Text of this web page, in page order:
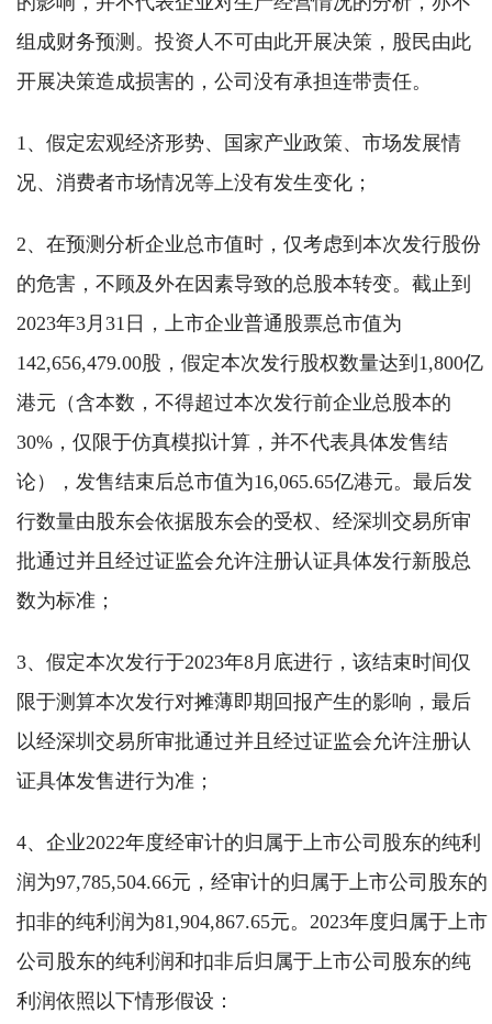
组成财务预测。投资人不可由此开展决策，股民由此
开展决策造成损害的，公司没有承担连带责任。
1、假定宏观经济形势、国家产业政策、市场发展情
况、消费者市场情况等上没有发生变化；
2、在预测分析企业总市值时，仅考虑到本次发行股份
的危害，不顾及外在因素导致的总股本转变。截止到
2023年3月31日，上市企业普通股票总市值为
142,656,479.00股，假定本次发行股权数量达到1,800亿
港元（含本数，不得超过本次发行前企业总股本的
30%，仅限于仿真模拟计算，并不代表具体发售结
论），发售结束后总市值为16,065.65亿港元。最后发
行数量由股东会依据股东会的受权、经深圳交易所审
批通过并且经过证监会允许注册认证具体发行新股总
数为标准；
3、假定本次发行于2023年8月底进行，该结束时间仅
限于测算本次发行对摊薄即期回报产生的影响，最后
以经深圳交易所审批通过并且经过证监会允许注册认
证具体发售进行为准；
4、企业2022年度经审计的归属于上市公司股东的纯利
润为97,785,504.66元，经审计的归属于上市公司股东的
扣非的纯利润为81,904,867.65元。2023年度归属于上市
公司股东的纯利润和扣非后归属于上市公司股东的纯
利润依照以下情形假设：